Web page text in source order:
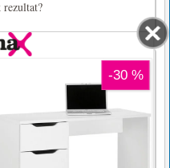
rezultat?
– Dunk Shoot
- Dunk Shoot je še ena
igra košarkarskega gola z
Drugače kot pri
streljati z orožjem na
v obroč. Koliko točk
z omejenimi naboji, ko zbirate